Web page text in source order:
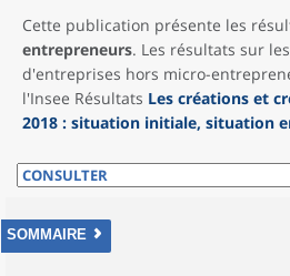
Cette publication présente les
entrepreneurs. Les résultats sur
d'entreprises hors micro-
l'Insee Résultats Les créations et
2018 : situation initiale, situation
SOMMAIRE